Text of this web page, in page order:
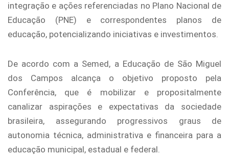
integração e ações referenciadas no Plano Nacional de
Educação (PNE) e correspondentes planos de
educação, potencializando iniciativas e investimentos.
De acordo com a Semed, a Educação de São Miguel
dos Campos alcança o objetivo proposto pela
Conferência, que é mobilizar e propositalmente
canalizar aspirações e expectativas da sociedade
brasileira, assegurando progressivos graus de
autonomia técnica, administrativa e financeira para a
educação municipal, estadual e federal.